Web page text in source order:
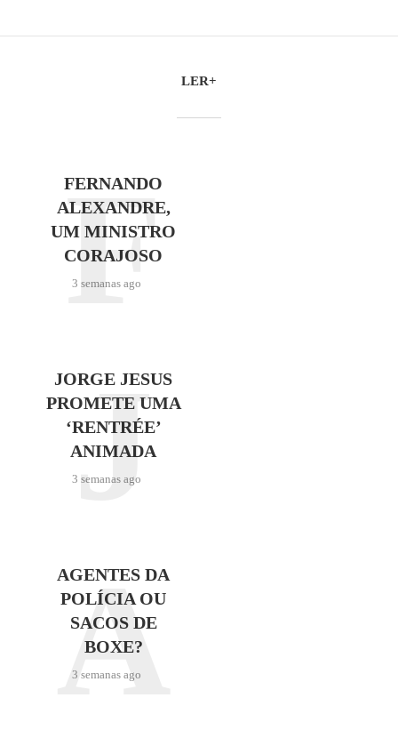
LER+
FERNANDO
ALEXANDRE,
UM MINISTRO
CORAJOSO
3 semanas ago
F
JORGE JESUS
PROMETE UMA
‘RENTRÉE’
ANIMADA
3 semanas ago
J
AGENTES DA
POLÍCIA OU
SACOS DE
BOXE?
3 semanas ago
A